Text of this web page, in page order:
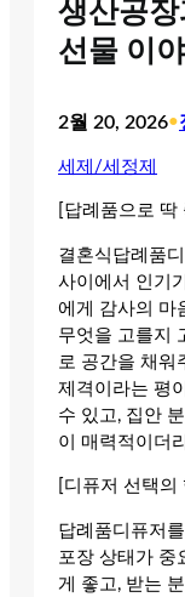
생산공
선물 이야
2월 20, 2026•
세제/세정제
[답례품으로 딱
결혼식답례품
사이에서 인기
에게 감사의 마
무엇을 고를지
로 공간을 채워
제격이라는 평
수 있고, 집안
이 매력적이더
[디퓨저 선택의
답례품디퓨저
포장 상태가 중
게 좋고, 받는